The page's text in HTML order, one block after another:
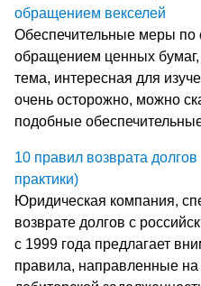
обращением векселей
Обеспечительные меры по
обращением ценных бумаг,
тема, интересная для
очень осторожно, можно
подобные
10 правил возврата
практики)
Юридическая компания,
возврате долгов с
с 1999 года предлагает
правила, направленные